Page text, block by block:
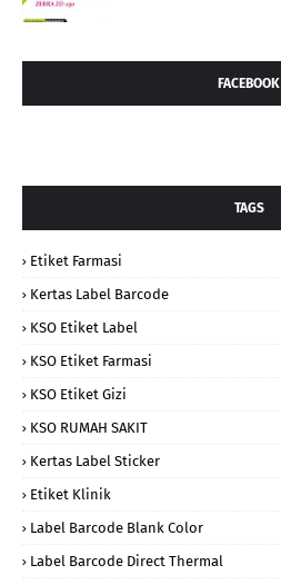
FACEBOOK
TAGS
Etiket Farmasi
Kertas Label Barcode
KSO Etiket Label
KSO Etiket Farmasi
KSO Etiket Gizi
KSO RUMAH SAKIT
Kertas Label Sticker
Etiket Klinik
Label Barcode Blank Color
Label Barcode Direct Thermal